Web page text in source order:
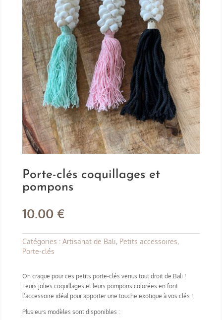
Porte-clés coquillages et
pompons
10.00 €
Catégories : Artisanat de Bali, Petits accessoires,
Porte-clés
On craque pour ces petits porte-clés venus tout droit de Bali !
Leurs jolies coquillages et leurs pompons colorées en font
l’accessoire idéal pour apporter une touche exotique à vos clés !
Plusieurs modèles sont disponibles :